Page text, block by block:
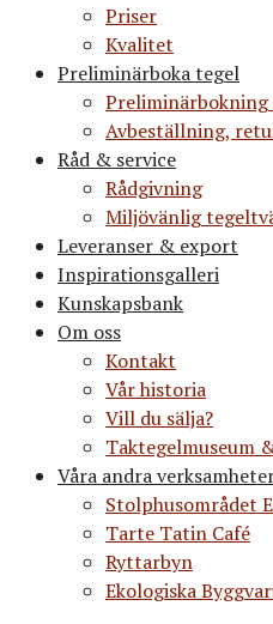
Priser
Kvalitet
Preliminärboka tegel
Avbeställning,
Råd & service
Rådgivning
Miljövänlig
Leveranser & export
Inspirationsgalleri
Kunskapsbank
Om oss
Kontakt
Vår historia
Vill du sälja?
Taktegelmuseum
Våra andra
Stolphusområdet
Tarte Tatin Café
Ryttarbyn
Ekologiska